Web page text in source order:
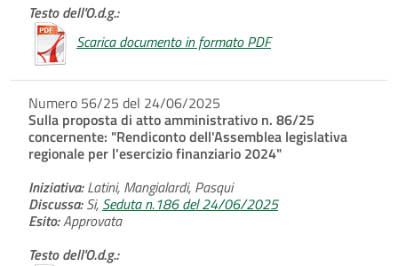
Testo dell'O.d.g.:
Scarica documento in formato PDF
Numero 56/25 del 24/06/2025
Sulla proposta di atto amministrativo n. 86/25
concernente: "Rendiconto dell'Assemblea legislativa
regionale per l'esercizio finanziario 2024"
Iniziativa:Latini, Mangialardi, Pasqui
Discussa:Si, Seduta n.186 del 24/06/2025
Esito:Approvata
Testo dell'O.d.g.: